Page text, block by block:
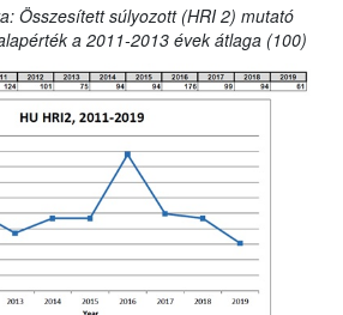
Összesített súlyozott (HRI 2) mutató
a 2011-2013 évek átlaga (100)